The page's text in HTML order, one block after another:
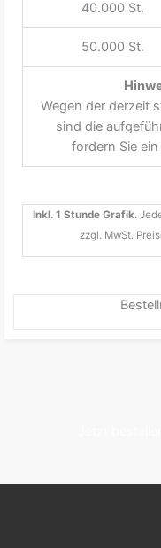
40.000 St.
50.000 St.
Wegen der derzeit
sind die
fordern Sie
Inkl. 1 Stunde Grafik.
zzgl. MwSt.